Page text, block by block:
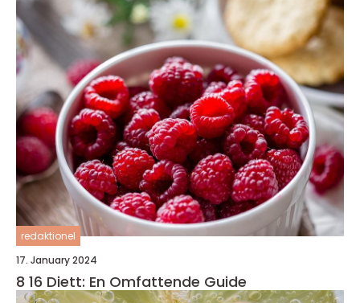
redaktionel
17. January 2024
8 16 Diett: En Omfattende Guide